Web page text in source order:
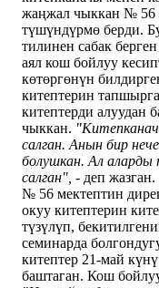
жаңжал чыккан № 56
түшүндүрмө берди.
тилинен сабак
аял кош бойлуу
көтөргөнүн
китептерин
китептерди алуудан
чыккан.
салган. Анын бир
болушкан. Ал
салган", - деп жазган.
№ 56 мектептин
окуу китептерин
түзүлүп,
семинарда
китептер 21-май
баштаган. Кош